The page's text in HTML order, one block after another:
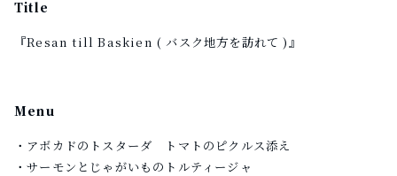
Title
『Resan till Baskien ( バスク地方を訪れて )』
Menu
・アボカドのトスターダ トマトのピクルス添え
・サーモンとじゃがいものトルティージャ